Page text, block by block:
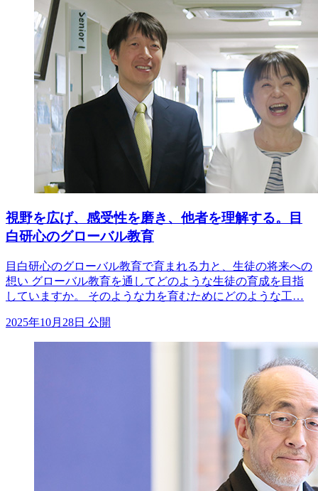
視野を広げ、感受性を磨き、他者を理解する。目
白研心のグローバル教育
目白研心のグローバル教育で育まれる力と、生徒の将来への
想い グローバル教育を通してどのような生徒の育成を目指
していますか。 そのような力を育むためにどのような工…
2025年10月28日 公開